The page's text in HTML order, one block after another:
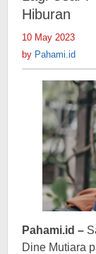
Hiburan
10 May 2023
by Pahami.id
Pahami.id –
Dine Mutiara